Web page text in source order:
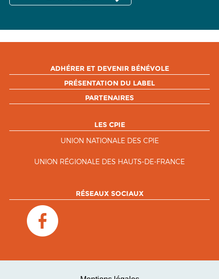
ADHÉRER ET DEVENIR BÉNÉVOLE
PRÉSENTATION DU LABEL
PARTENAIRES
LES CPIE
UNION NATIONALE DES CPIE
UNION RÉGIONALE DES HAUTS-DE-FRANCE
RÉSEAUX SOCIAUX